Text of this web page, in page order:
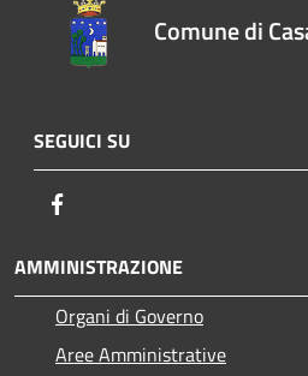
Comune di
SEGUICI SU
AMMINISTRAZIONE
Organi di Governo
Aree Amministrative